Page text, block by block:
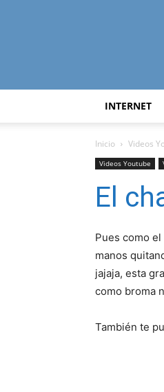
INTERNET
Inicio Videos
Videos Youtube
El
Pues como
manos
jajaja, esta
como broma
También te